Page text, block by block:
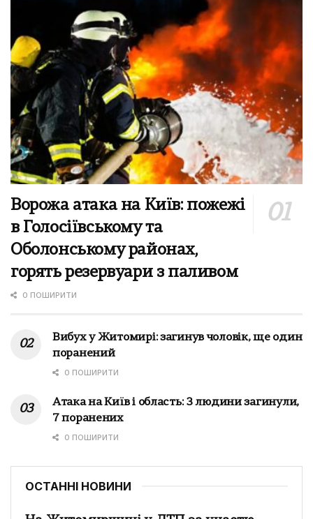
Ворожа атака на Київ: пожежі
в Голосіївському та
Оболонському районах,
горять резервуари з паливом
0 ПОШИРИТИ
Вибух у Житомирі: загинув чоловік, ще один
поранений
0 ПОШИРИТИ
Атака на Київ і область: 3 людини загинули,
7 поранених
0 ПОШИРИТИ
ОСТАННІ НОВИНИ